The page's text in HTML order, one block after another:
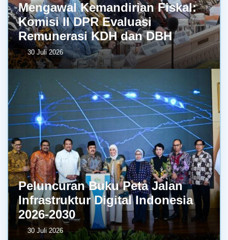
Mengawal Kemandirian Fiskal:
Komisi II DPR Evaluasi
Remunerasi KDH dan DBH
30 Juli 2026
Peluncuran Buku Peta Jalan
Infrastruktur Digital Indonesia
2026-2030
30 Juli 2026